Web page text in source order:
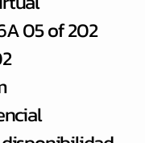
05 of 202